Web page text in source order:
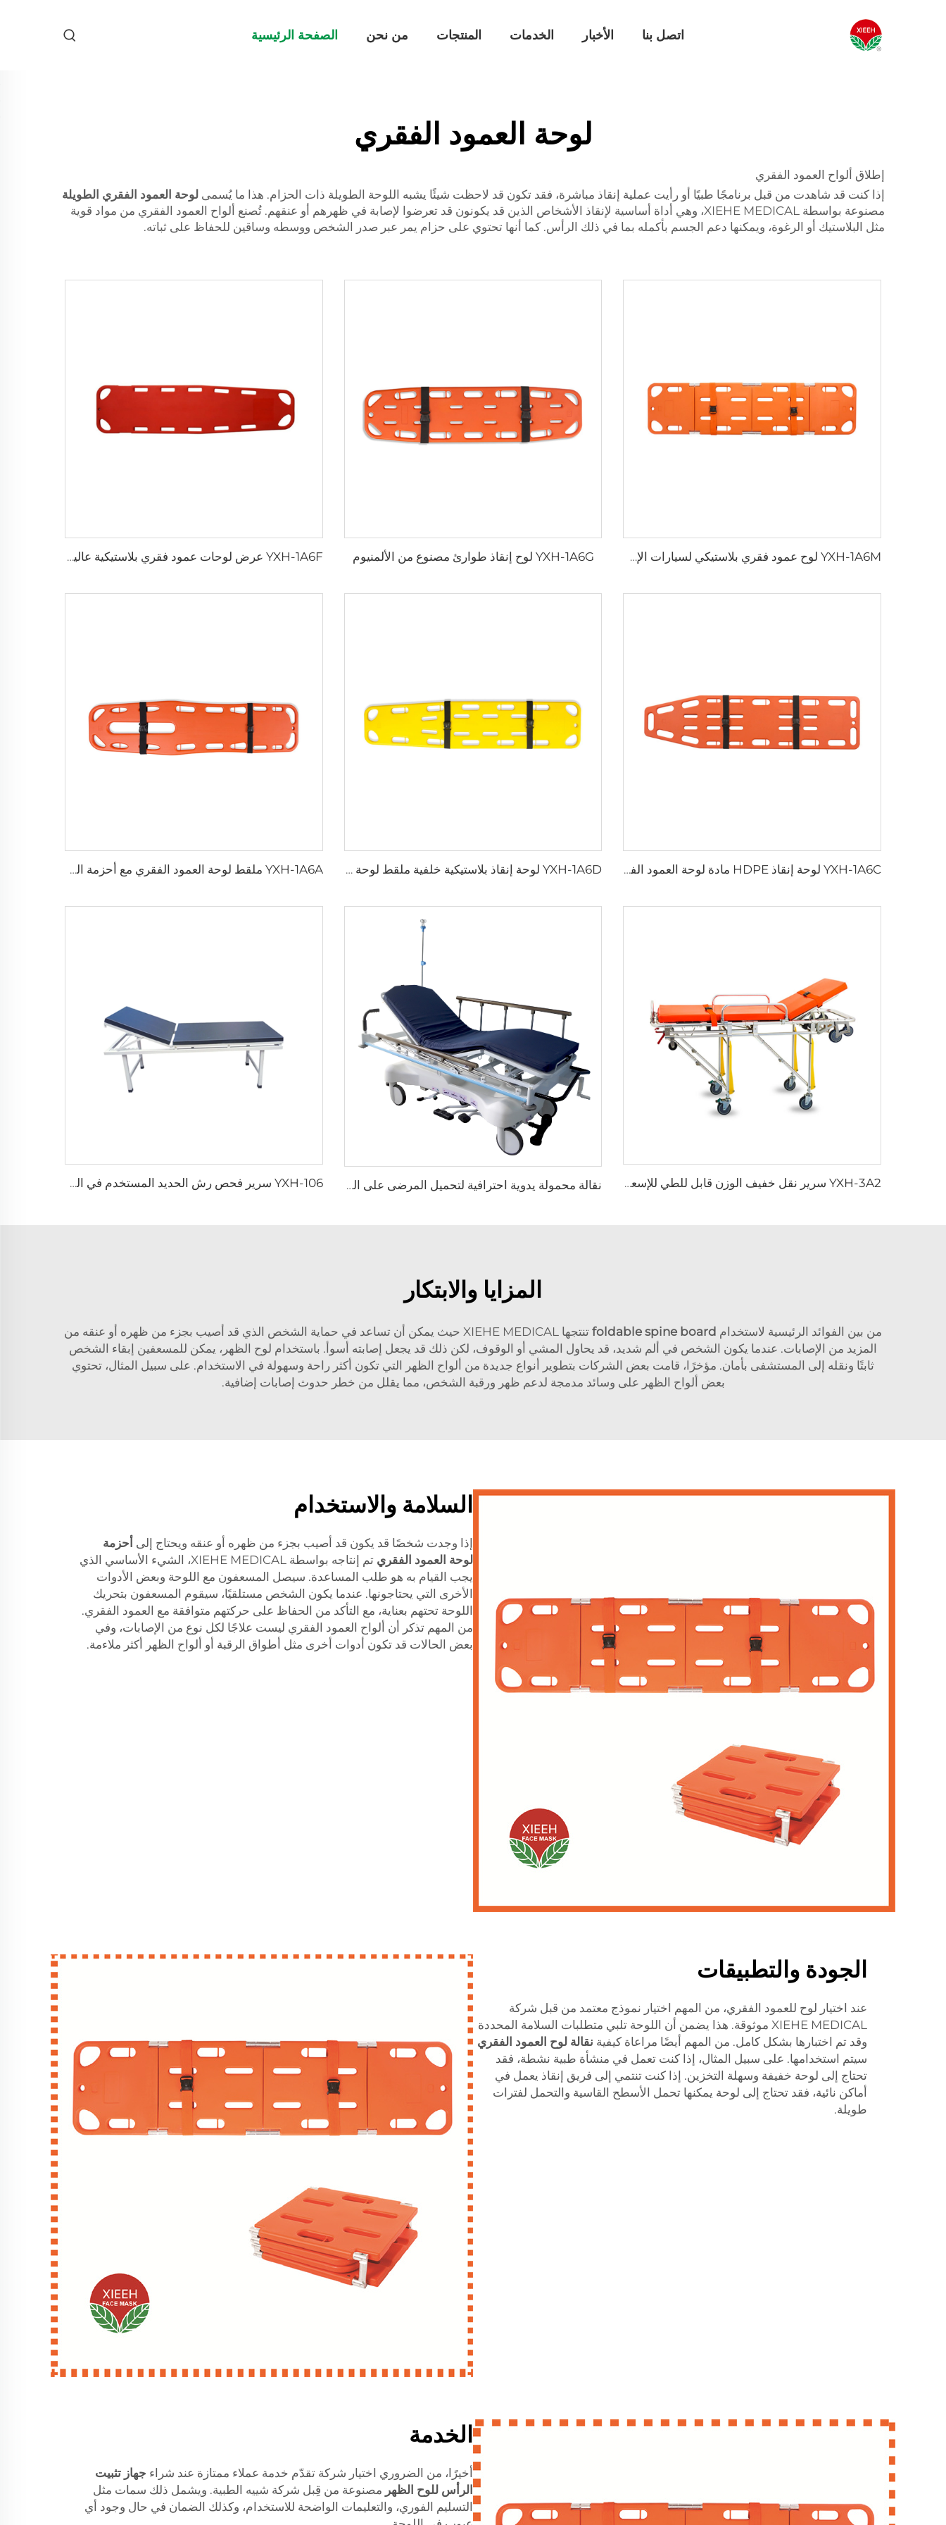
الصفحة الرئيسية من نحن المنتجات الخدمات الأخبار اتصل بنا
لوحة العمود الفقري
إطلاق ألواح العمود الفقري
إذا كنت قد شاهدت من قبل برنامجًا طبيًا أو رأيت عملية إنقاذ مباشرة، فقد تكون قد لاحظت شيئًا يشبه اللوحة الطويلة ذات الحزام. هذا ما يُسمى لوحة العمود الفقري الطويلة
مصنوعة بواسطة XIEHE MEDICAL، وهي أداة أساسية لإنقاذ الأشخاص الذين قد يكونون قد تعرضوا لإصابة في ظهرهم أو عنقهم. تُصنع ألواح العمود الفقري من مواد قوية
مثل البلاستيك أو الرغوة، ويمكنها دعم الجسم بأكمله بما في ذلك الرأس. كما أنها تحتوي على حزام يمر عبر صدر الشخص ووسطه وساقين للحفاظ على ثباته.
YXH-1A6M لوح عمود فقري بلاستيكي لسيارات الإسعاف YXH-1A6G لوح إنقاذ طوارئ مصنوع من الألمنيوم YXH-1A6F عرض لوحات عمود فقري بلاستيكية عالية الجودة
YXH-1A6C لوحة إنقاذ HDPE مادة لوحة العمود الفقري YXH-1A6D لوحة إنقاذ بلاستيكية خلفية ملقط لوحة العمود الفقري YXH-1A6A ملقط لوحة العمود الفقري مع أحزمة العنكبوت
YXH-3A2 سرير نقل خفيف الوزن قابل للطي للإسعاف نقالة محمولة يدوية احترافية لتحميل المرضى على الدرج طراز XH-5C YXH-106 سرير فحص رش الحديد المستخدم في المستشفى
المزايا والابتكار
من بين الفوائد الرئيسية لاستخدام foldable spine board
تنتجها XIEHE MEDICAL حيث يمكن أن تساعد في حماية الشخص الذي قد أصيب بجزء من ظهره أو عنقه من
المزيد من الإصابات. عندما يكون الشخص في ألم شديد، قد يحاول المشي أو الوقوف، لكن ذلك قد يجعل إصابته أسوأ. باستخدام لوح الظهر، يمكن للمسعفين إبقاء الشخص
ثابتًا ونقله إلى المستشفى بأمان. مؤخرًا، قامت بعض الشركات بتطوير أنواع جديدة من ألواح الظهر التي تكون أكثر راحة وسهولة في الاستخدام. على سبيل المثال، تحتوي
بعض ألواح الظهر على وسائد مدمجة لدعم ظهر ورقبة الشخص، مما يقلل من خطر حدوث إصابات إضافية.
السلامة والاستخدام
إذا وجدت شخصًا قد يكون قد أصيب بجزء من ظهره أو عنقه ويحتاج إلى أحزمة
لوحة العمود الفقري
تم إنتاجه بواسطة XIEHE MEDICAL، الشيء الأساسي الذي
يجب القيام به هو طلب المساعدة. سيصل المسعفون مع اللوحة وبعض الأدوات
الأخرى التي يحتاجونها. عندما يكون الشخص مستلقيًا، سيقوم المسعفون بتحريك
اللوحة تحتهم بعناية، مع التأكد من الحفاظ على حركتهم متوافقة مع العمود الفقري.
من المهم تذكر أن ألواح العمود الفقري ليست علاجًا لكل نوع من الإصابات، وفي
بعض الحالات قد تكون أدوات أخرى مثل أطواق الرقبة أو ألواح الظهر أكثر ملاءمة.
الجودة والتطبيقات
عند اختيار لوح للعمود الفقري، من المهم اختيار نموذج معتمد من قبل شركة
XIEHE MEDICAL موثوقة. هذا يضمن أن اللوحة تلبي متطلبات السلامة المحددة
وقد تم اختبارها بشكل كامل. من المهم أيضًا مراعاة كيفية نقالة لوح العمود الفقري
سيتم استخدامها. على سبيل المثال، إذا كنت تعمل في منشأة طبية نشطة، فقد
تحتاج إلى لوحة خفيفة وسهلة التخزين. إذا كنت تنتمي إلى فريق إنقاذ يعمل في
أماكن نائية، فقد تحتاج إلى لوحة يمكنها تحمل الأسطح القاسية والتحمل لفترات
طويلة.
الخدمة
أخيرًا، من الضروري اختيار شركة تقدّم خدمة عملاء ممتازة عند شراء جهاز تثبيت
الرأس للوح الظهر مصنوعة من قِبل شركة شييه الطبية. ويشمل ذلك سمات مثل
التسليم الفوري، والتعليمات الواضحة للاستخدام، وكذلك الضمان في حال وجود أي